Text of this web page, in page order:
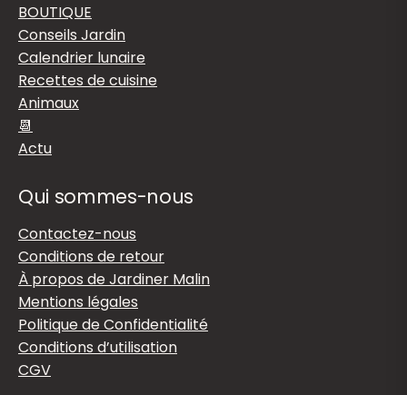
BOUTIQUE
Conseils Jardin
Calendrier lunaire
Recettes de cuisine
Animaux
📆
Actu
Qui sommes-nous
Contactez-nous
Conditions de retour
À propos de Jardiner Malin
Mentions légales
Politique de Confidentialité
Conditions d’utilisation
CGV